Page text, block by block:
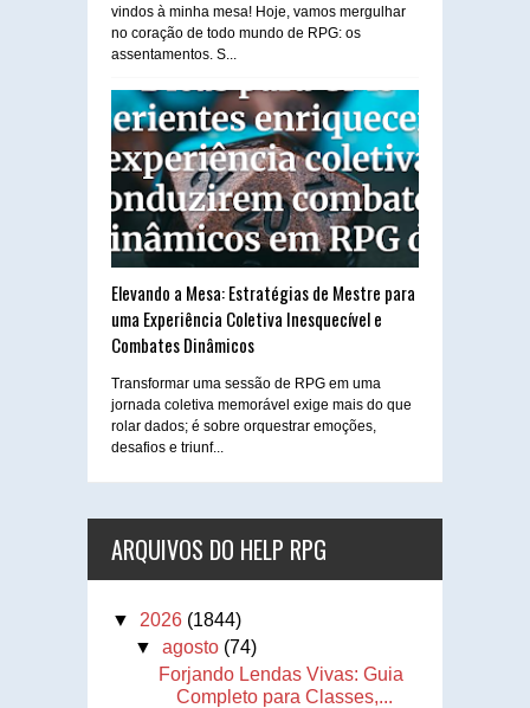
vindos à minha mesa! Hoje, vamos mergulhar
no coração de todo mundo de RPG: os
assentamentos. S...
Elevando a Mesa: Estratégias de Mestre para
uma Experiência Coletiva Inesquecível e
Combates Dinâmicos
Transformar uma sessão de RPG em uma
jornada coletiva memorável exige mais do que
rolar dados; é sobre orquestrar emoções,
desafios e triunf...
ARQUIVOS DO HELP RPG
▼ 2026 (1844)
▼agosto (74)
Forjando Lendas Vivas: Guia
Completo para Classes,...